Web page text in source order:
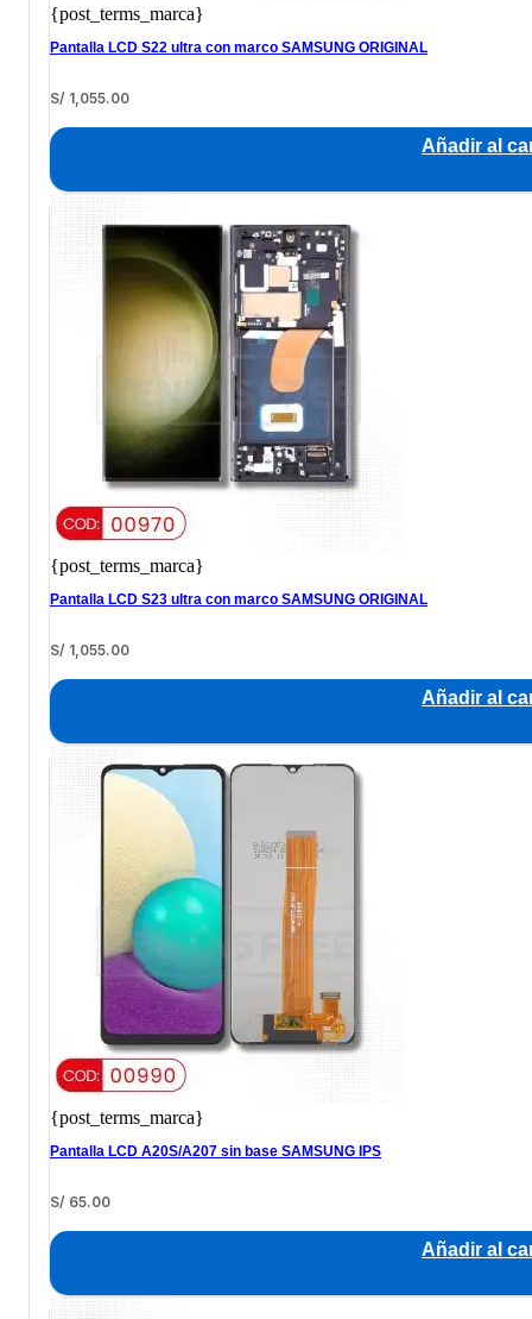
{post_terms_marca}
Pantalla LCD S22 ultra con marco SAMSUNG ORIGINAL
S/ 1,055.00
Añadir al
{post_terms_marca}
Pantalla LCD S23 ultra con marco SAMSUNG ORIGINAL
S/ 1,055.00
Añadir al
{post_terms_marca}
Pantalla LCD A20S/A207 sin base SAMSUNG IPS
S/ 65.00
Añadir al